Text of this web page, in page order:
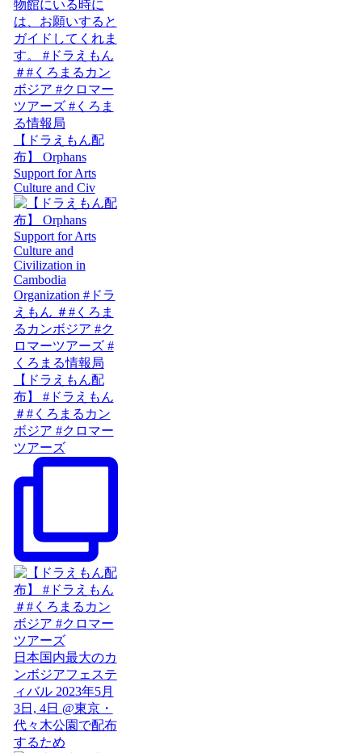
【ドラえもん配
布】 Orphans
Support for Arts
Culture and Civ
【ドラえもん配
布】 #ドラえもん
＃#くろまるカン
ボジア #クロマー
ツアーズ
日本国内最大のカ
ンボジアフェステ
ィバル 2023年5月
3日, 4日 @東京・
代々木公園で配布
するため